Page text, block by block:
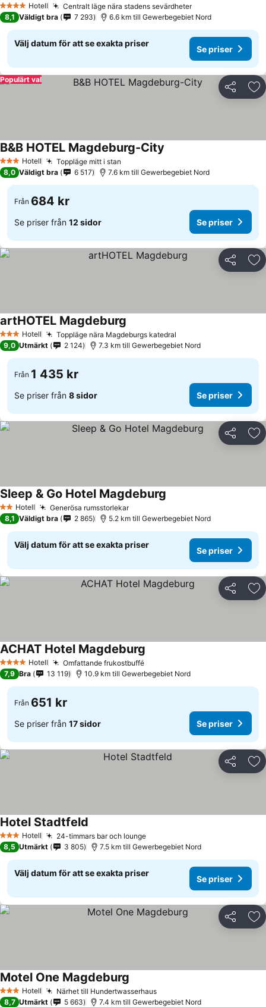
4 StjärnorHotell
Centralt läge nära stadens sevärdheter
8,1 Väldigt bra 7 293 6.6 km till Gewerbegebiet Nord
Välj datum för att se exakta priser
Se priser
Dela
Populärt val
3 StjärnorHotell Toppläge mitt i stan
B&B HOTEL Magdeburg-City
8,0 Väldigt bra 6 517 7.6 km till Gewerbegebiet Nord
Från 684 kr
Se priser från 12 sidor Se priser
Dela
3 StjärnorHotell Toppläge nära Magdeburgs katedral
artHOTEL Magdeburg
9,0 Utmärkt 2 124 7.3 km till Gewerbegebiet Nord
Från 1 435 kr
Se priser från 8 sidor Se priser
Dela
2 Stjärnor
Hotell Generösa rumsstorlekar
Sleep & Go Hotel Magdeburg
8,1 Väldigt bra 2 865 5.2 km till Gewerbegebiet Nord
Välj datum för att se exakta priser
Se priser
Dela
4 StjärnorHotell Omfattande frukostbuffé
ACHAT Hotel Magdeburg
7,9 Bra 13 119 10.9 km till Gewerbegebiet Nord
Från 651 kr
Se priser från 17 sidor Se priser
Dela
3 StjärnorHotell 24-timmars bar och lounge
Hotel Stadtfeld
8,5 Utmärkt 3 805 7.5 km till Gewerbegebiet Nord
Välj datum för att se exakta priser
Se priser
Dela
3 StjärnorHotell Närhet till Hundertwasserhaus
Motel One Magdeburg
8,7 Utmärkt 5 663 7.4 km till Gewerbegebiet Nord